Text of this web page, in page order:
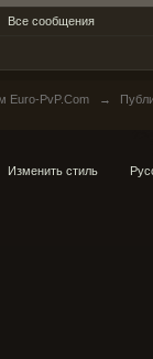
Все сообщения
Euro-PvP.Com →
Изменить стиль